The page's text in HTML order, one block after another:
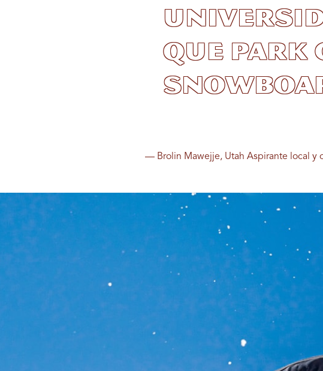
que Park
— Brolin Mawejje, Utah Aspirante local y